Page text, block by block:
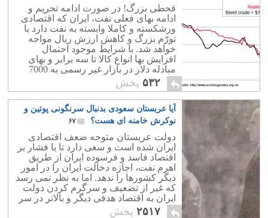
قحطی بزرگ! در صورت ادامه تحریم و
ادامه بهای فعلی نفت، ایران که اقتصادی
ورشکسته و کاملا وابسته به نفت دارد با
تورّم بزرگ و کاهش ارزش ریال مواجه
خواهد شد. با شرایط موجود احتمال
افزایش بها انواع کالا تا سه برابر و بهای
مبادله دلار در بازار غیر رسمی به 7000
تومان چندان بعید نیست.!
۵۳۲ پخش
آیا عربستان سعودی بدنبال سرنگونی پوتین و
نوکرش خامنه ای هست؟
۶۷
دولت عربستان متوجه ضعف اقتصادی
ایران شده است و سعی دارد تا با فشار بر
اقتصاد فاسد و فرسوده ایران از طریق
اهرم نفت، اجازه دخالت ایران را در امور
دیگر کشورها را ندهد. اما به نظر نمی رسد
که غیر از تضعیف و سرگرم کردن دولت
ایران به اقتصاد هدفی دیگر و بالاتر در سر
سعودیها باشد.
۲۵۱۷ پخش